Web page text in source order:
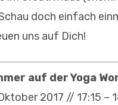
doch einfach
uns auf Dich!
auf der Yoga
2017 // 17:15 –